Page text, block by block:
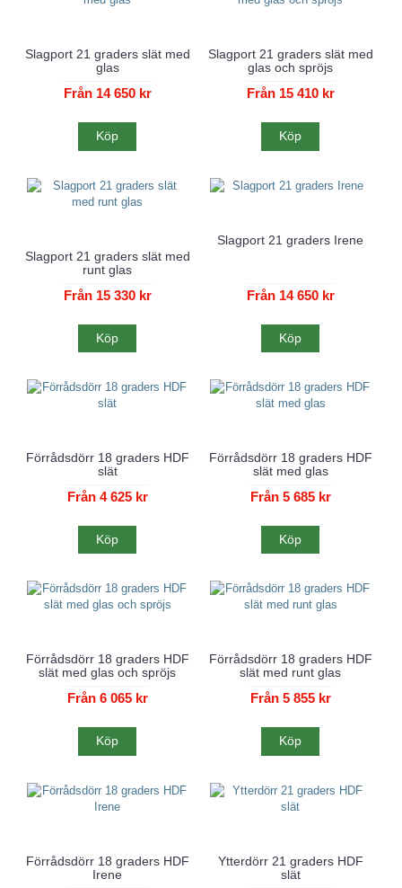
Slagport 21 graders slät med
glas
Från 14 650 kr
Köp
Slagport 21 graders slät med
glas och spröjs
Från 15 410 kr
Köp
Slagport 21 graders slät med
runt glas
Från 15 330 kr
Köp
Slagport 21 graders Irene
Från 14 650 kr
Köp
Förrådsdörr 18 graders HDF
slät
Från 4 625 kr
Köp
Förrådsdörr 18 graders HDF
slät med glas
Från 5 685 kr
Köp
Förrådsdörr 18 graders HDF
slät med glas och spröjs
Från 6 065 kr
Köp
Förrådsdörr 18 graders HDF
slät med runt glas
Från 5 855 kr
Köp
Förrådsdörr 18 graders HDF
Irene
Ytterdörr 21 graders HDF
slät